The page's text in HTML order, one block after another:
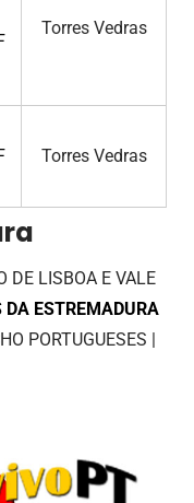
Torres Vedras
Torres Vedras
DE LISBOA E VALE
DA ESTREMADURA
PORTUGUESES |